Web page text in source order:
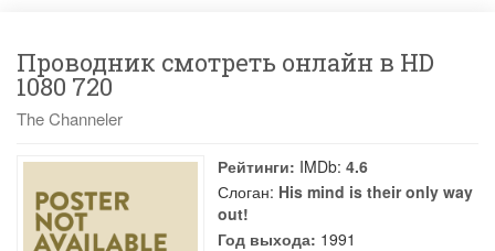
Проводник смотреть онлайн в HD
1080 720
The Channeler
Рейтинги: IMDb: 4.6
Слоган: His mind is their only way
out!
Год выхода: 1991